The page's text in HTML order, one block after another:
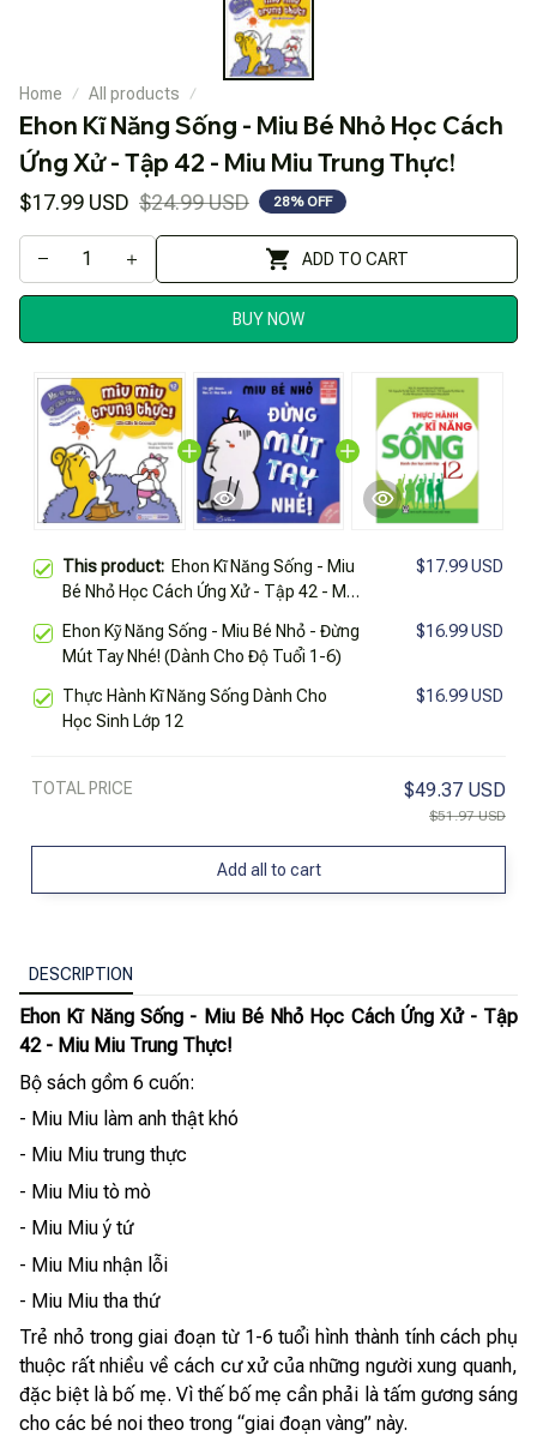
Home All products
Ehon Kĩ Năng Sống - Miu Bé Nhỏ Học Cách
Ứng Xử - Tập 42 - Miu Miu Trung Thực!
$17.99 USD $24.99 USD 28% OFF
ADD TO CART
BUY NOW
This product: Ehon Kĩ Năng Sống - Miu
Bé Nhỏ Học Cách Ứng Xử - Tập 42 - Miu
$17.99 USD
Ehon Kỹ Năng Sống - Miu Bé Nhỏ - Đừng
Mút Tay Nhé! (Dành Cho Độ Tuổi 1-6)
$16.99 USD
Thực Hành Kĩ Năng Sống Dành Cho
Học Sinh Lớp 12
$16.99 USD
TOTAL PRICE $49.37 USD
$51.97 USD
Add all to cart
DESCRIPTION
Ehon Kĩ Năng Sống - Miu Bé Nhỏ Học Cách Ứng Xử - Tập
42 - Miu Miu Trung Thực!
Bộ sách gồm 6 cuốn:
- Miu Miu làm anh thật khó
- Miu Miu trung thực
- Miu Miu tò mò
- Miu Miu ý tứ
- Miu Miu nhận lỗi
- Miu Miu tha thứ
Trẻ nhỏ trong giai đoạn từ 1-6 tuổi hình thành tính cách phụ
thuộc rất nhiều về cách cư xử của những người xung quanh,
đặc biệt là bố mẹ. Vì thế bố mẹ cần phải là tấm gương sáng
cho các bé noi theo trong “giai đoạn vàng” này.